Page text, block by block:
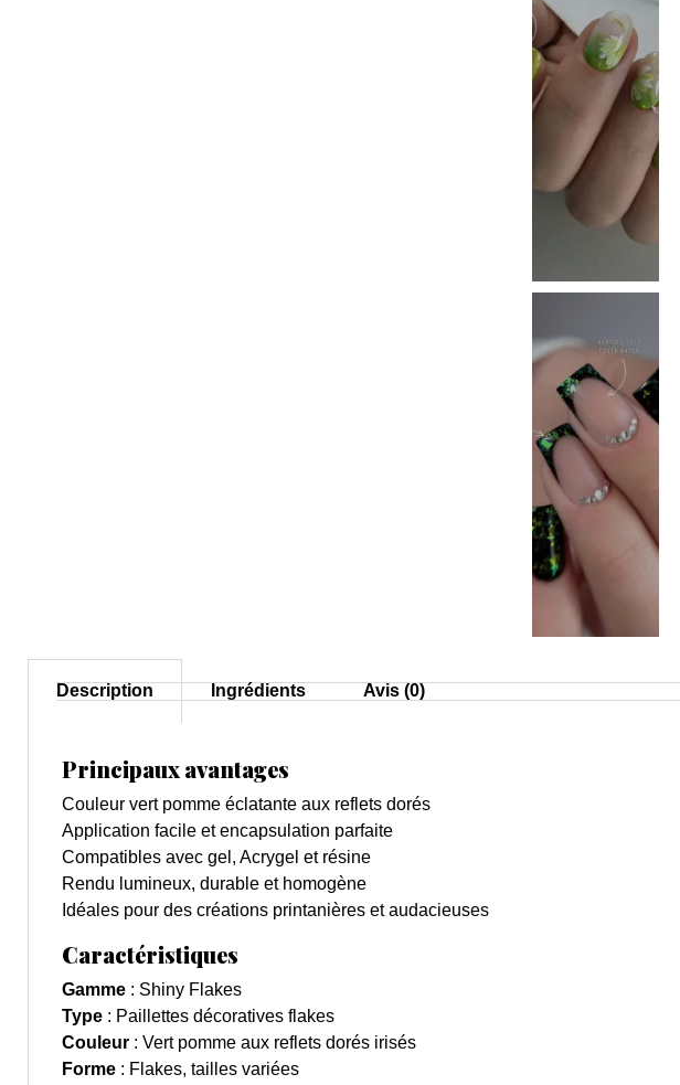
Description Ingrédients Avis (0)
Principaux avantages
Couleur vert pomme éclatante aux reflets dorés
Application facile et encapsulation parfaite
Compatibles avec gel, Acrygel et résine
Rendu lumineux, durable et homogène
Idéales pour des créations printanières et audacieuses
Caractéristiques
Gamme : Shiny Flakes
Type : Paillettes décoratives flakes
Couleur : Vert pomme aux reflets dorés irisés
Forme : Flakes, tailles variées